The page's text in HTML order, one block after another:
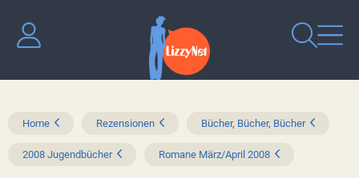
Home Rezensionen Bücher, Bücher, Bücher
2008 Jugendbücher Romane März/April 2008